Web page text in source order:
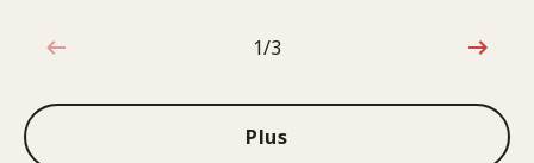
1sur3
1/3
Plus